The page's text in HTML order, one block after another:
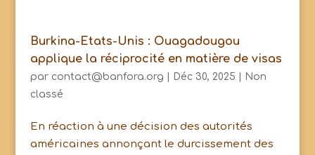
Burkina-Etats-Unis : Ouagadougou
applique la réciprocité en matière de visas
par contact@banfora.org Déc 30, 2025
Non
classé
En réaction à une décision des autorités
américaines annonçant le durcissement des